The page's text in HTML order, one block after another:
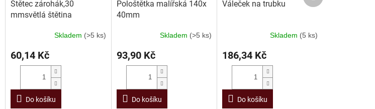
Štětec zárohák,30
mmsvětlá štětina
Skladem (>5 ks)
60,14 Kč
Do košíku
Pološtětka malířská 140x
40mm
Skladem (>5 ks)
93,90 Kč
Do košíku
Váleček na trubku
Skladem (5 ks)
186,34 Kč
Do košíku